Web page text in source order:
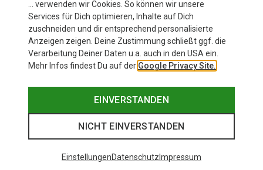
… verwenden wir Cookies. So können wir unsere
Services für Dich optimieren, Inhalte auf Dich
zuschneiden und dir entsprechend personalisierte
Anzeigen zeigen. Deine Zustimmung schließt ggf. die
Verarbeitung Deiner Daten u.a. auch in den USA ein.
Mehr Infos findest Du auf der Google Privacy Site.
EINVERSTANDEN
NICHT EINVERSTANDEN
EinstellungenDatenschutz Impressum